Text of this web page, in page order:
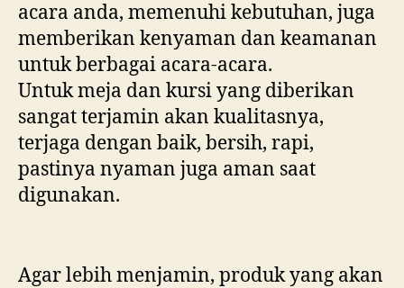
acara anda, memenuhi kebutuhan, juga
memberikan kenyaman dan keamanan
untuk berbagai acara-acara.
Untuk meja dan kursi yang diberikan
sangat terjamin akan kualitasnya,
terjaga dengan baik, bersih, rapi,
pastinya nyaman juga aman saat
digunakan.
Agar lebih menjamin, produk yang akan